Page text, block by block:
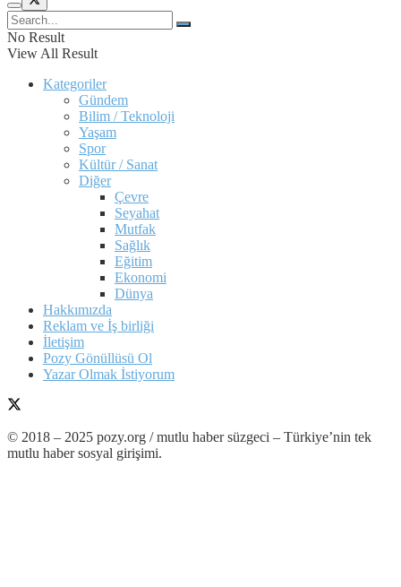
No Result
View All Result
Kategoriler
Gündem
Bilim / Teknoloji
Yaşam
Spor
Kültür / Sanat
Diğer
Çevre
Seyahat
Mutfak
Sağlık
Eğitim
Ekonomi
Dünya
Hakkımızda
Reklam ve İş birliği
İletişim
Pozy Gönüllüsü Ol
Yazar Olmak İstiyorum
© 2018 – 2025 pozy.org / mutlu haber süzgeci – Türkiye’nin tek
mutlu haber sosyal girişimi.